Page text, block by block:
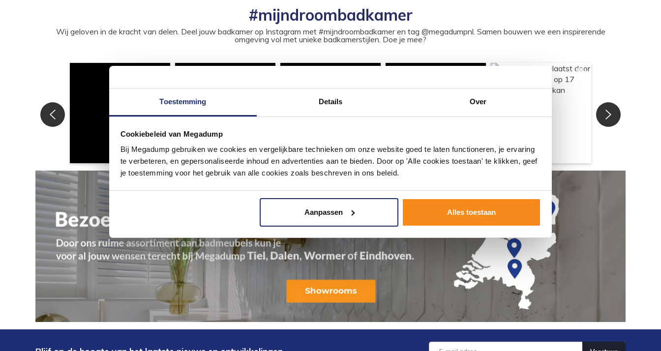
Toestemming Details Over
Cookiebeleid van Megadump
Bij Megadump gebruiken we cookies en vergelijkbare technieken om onze website goed te laten functioneren, je ervaring
te verbeteren, en gepersonaliseerde inhoud en advertenties aan te bieden. Door op 'Alle cookies toestaan' te klikken, geef
je toestemming voor het gebruik van alle cookies zoals beschreven in ons beleid.
Aanpassen Alles toestaan
#mijndroombadkamer
Wij geloven in de kracht van delen. Deel jouw badkamer op Instagram met #mijndroombadkamer en tag @megadumpnl. Samen bouwen we een inspirerende
omgeving vol met unieke badkamerstijlen. Doe je mee?